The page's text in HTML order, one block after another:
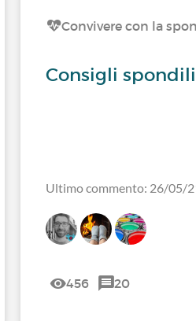
Convivere con la
Consigli
Ultimo commento: 26/05/
456 20